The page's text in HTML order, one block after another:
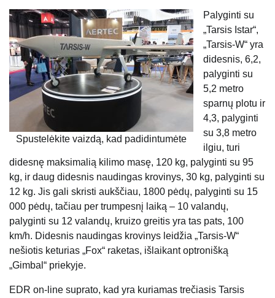
Spustelėkite vaizdą, kad padidintumėte
Palyginti su
„Tarsis Istar“,
„Tarsis-W“ yra
didesnis, 6,2,
palyginti su
5,2 metro
sparnų plotu ir
4,3, palyginti
su 3,8 metro
ilgiu, turi
didesnę maksimalią kilimo masę, 120 kg, palyginti su 95
kg, ir daug didesnis naudingas krovinys, 30 kg, palyginti su
12 kg. Jis gali skristi aukščiau, 1800 pėdų, palyginti su 15
000 pėdų, tačiau per trumpesnį laiką – 10 valandų,
palyginti su 12 valandų, kruizo greitis yra tas pats, 100
km/h. Didesnis naudingas krovinys leidžia „Tarsis-W“
nešiotis keturias „Fox“ raketas, išlaikant optronišką
„Gimbal“ priekyje.
EDR on-line suprato, kad yra kuriamas trečiasis Tarsis